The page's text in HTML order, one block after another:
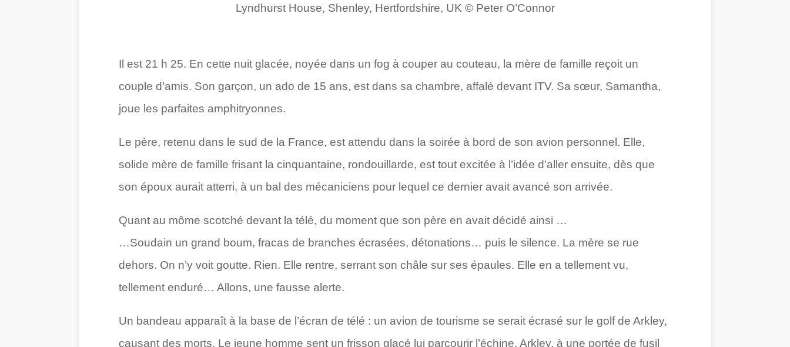
Lyndhurst House, Shenley, Hertfordshire, UK © Peter O’Connor
Il est 21 h 25. En cette nuit glacée, noyée dans un fog à couper au couteau, la mère de famille reçoit un
couple d’amis. Son garçon, un ado de 15 ans, est dans sa chambre, affalé devant ITV. Sa sœur, Samantha,
joue les parfaites amphitryonnes.
Le père, retenu dans le sud de la France, est attendu dans la soirée à bord de son avion personnel. Elle,
solide mère de famille frisant la cinquantaine, rondouillarde, est tout excitée à l’idée d’aller ensuite, dès que
son époux aurait atterri, à un bal des mécaniciens pour lequel ce dernier avait avancé son arrivée.
Quant au môme scotché devant la télé, du moment que son père en avait décidé ainsi …
…Soudain un grand boum, fracas de branches écrasées, détonations… puis le silence. La mère se rue
dehors. On n’y voit goutte. Rien. Elle rentre, serrant son châle sur ses épaules. Elle en a tellement vu,
tellement enduré… Allons, une fausse alerte.
Un bandeau apparaît à la base de l’écran de télé : un avion de tourisme se serait écrasé sur le golf de Arkley,
causant des morts. Le jeune homme sent un frisson glacé lui parcourir l’échine. Arkley, à une portée de fusil